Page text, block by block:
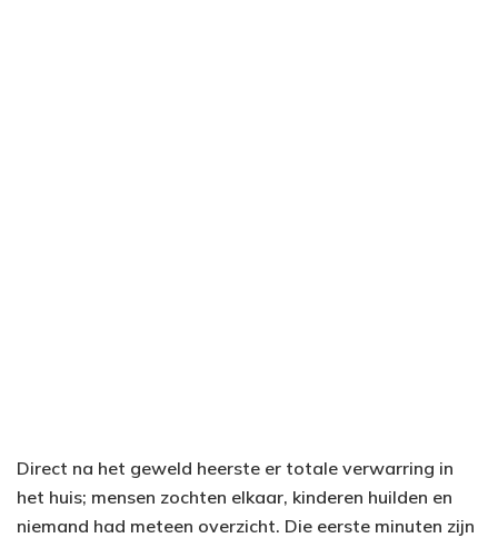
Direct na het geweld heerste er totale verwarring in
het huis; mensen zochten elkaar, kinderen huilden en
niemand had meteen overzicht. Die eerste minuten zijn